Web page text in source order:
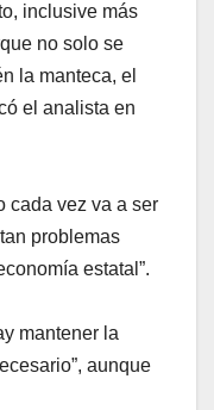
inclusive más
no solo se
la manteca, el
el analista en
cada vez va a ser
problemas
estatal”.
mantener la
aunque